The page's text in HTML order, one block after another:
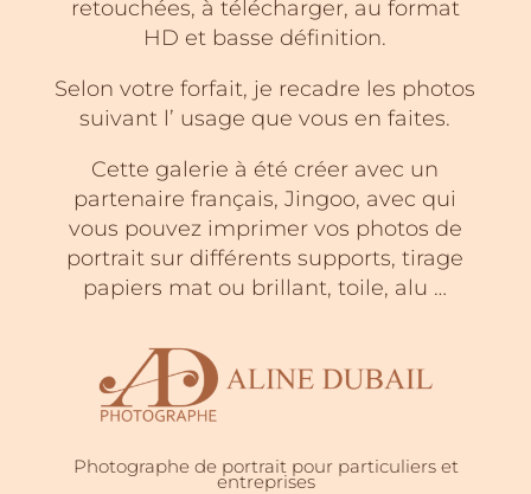
retouchées, à télécharger, au format
HD et basse définition.
Selon votre forfait, je recadre les photos
suivant l’ usage que vous en faites.
Cette galerie à été créer avec un
partenaire français, Jingoo, avec qui
vous pouvez imprimer vos photos de
portrait sur différents supports, tirage
papiers mat ou brillant, toile, alu …
Photographe de portrait pour particuliers et
entreprises